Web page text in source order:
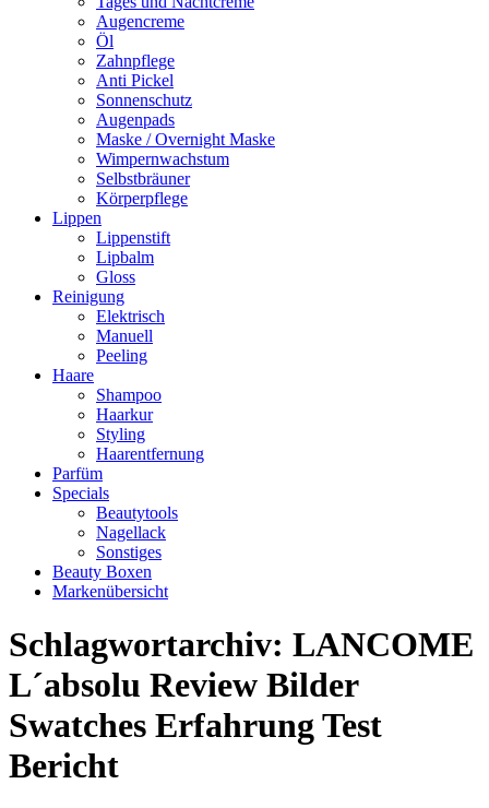
Augencreme
Öl
Zahnpflege
Anti Pickel
Sonnenschutz
Augenpads
Maske / Overnight Maske
Wimpernwachstum
Selbstbräuner
Körperpflege
Lippen
Lippenstift
Lipbalm
Gloss
Reinigung
Elektrisch
Manuell
Peeling
Haare
Shampoo
Haarkur
Styling
Haarentfernung
Parfüm
Specials
Beautytools
Nagellack
Sonstiges
Beauty Boxen
Markenübersicht
Schlagwortarchiv: LANCOME
L´absolu Review Bilder
Swatches Erfahrung Test
Bericht